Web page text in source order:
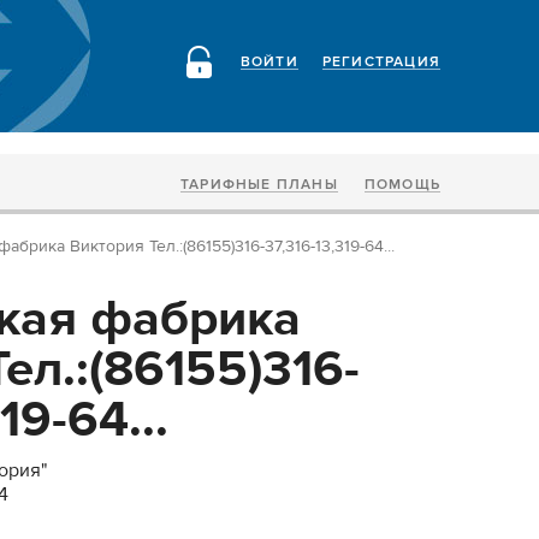
РЕГИСТРАЦИЯ
ВОЙТИ
ТАРИФНЫЕ ПЛАНЫ ПОМОЩЬ
Виктория Тел.:(86155)316-37,316-13,319-64...
фабрика
64...